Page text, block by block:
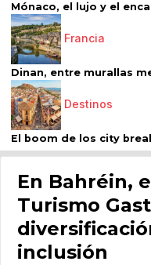
Mónaco, el lujo y el
Francia
Dinan, entre murallas
Destinos
El boom de los city
En Bahréin,
Turismo
inclusión